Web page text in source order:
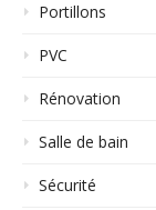
Portillons
PVC
Rénovation
Salle de bain
Sécurité